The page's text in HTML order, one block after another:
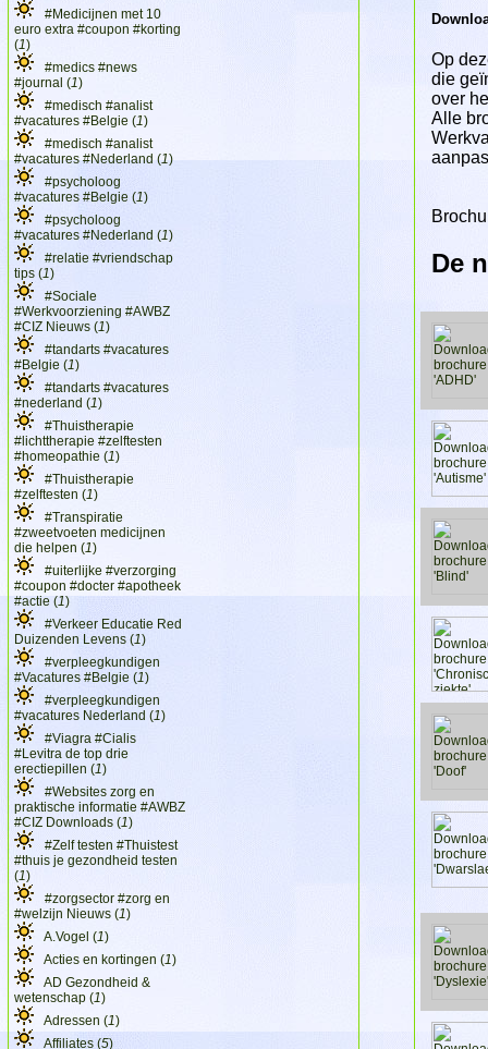
#Medicijnen met 10
euro extra #coupon #korting
(1)
#medics #news
#journal (1)
#medisch #analist
#vacatures #Belgie (1)
#medisch #analist
#vacatures #Nederland (1)
#psycholoog
#vacatures #Belgie (1)
#psycholoog
#vacatures #Nederland (1)
#relatie #vriendschap
tips (1)
#Sociale
#Werkvoorziening #AWBZ
#CIZ Nieuws (1)
#tandarts #vacatures
#Belgie (1)
#tandarts #vacatures
#nederland (1)
#Thuistherapie
#lichttherapie #zelftesten
#homeopathie (1)
#Thuistherapie
#zelftesten (1)
#Transpiratie
#zweetvoeten medicijnen
die helpen (1)
#uiterlijke #verzorging
#coupon #docter #apotheek
#actie (1)
#Verkeer Educatie Red
Duizenden Levens (1)
#verpleegkundigen
#Vacatures #Belgie (1)
#verpleegkundigen
#vacatures Nederland (1)
#Viagra #Cialis
#Levitra de top drie
erectiepillen (1)
#Websites zorg en
praktische informatie #AWBZ
#CIZ Downloads (1)
#Zelf testen #Thuistest
#thuis je gezondheid testen
(1)
#zorgsector #zorg en
#welzijn Nieuws (1)
A.Vogel (1)
Acties en kortingen (1)
AD Gezondheid &
wetenschap (1)
Adressen (1)
Affiliates (5)
Op
die
over
Alle
De